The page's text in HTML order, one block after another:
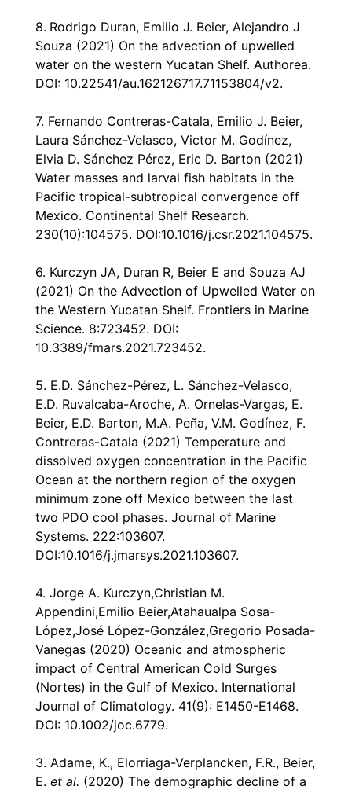
8. Rodrigo Duran, Emilio J. Beier, Alejandro J
Souza (2021) On the advection of upwelled
water on the western Yucatan Shelf. Authorea.
DOI: 10.22541/au.162126717.71153804/v2.
7. Fernando Contreras-Catala, Emilio J. Beier,
Laura Sánchez-Velasco, Victor M. Godínez,
Elvia D. Sánchez Pérez, Eric D. Barton (2021)
Water masses and larval fish habitats in the
Pacific tropical-subtropical convergence off
Mexico. Continental Shelf Research.
230(10):104575. DOI:10.1016/j.csr.2021.104575.
6. Kurczyn JA, Duran R, Beier E and Souza AJ
(2021) On the Advection of Upwelled Water on
the Western Yucatan Shelf. Frontiers in Marine
Science. 8:723452. DOI:
10.3389/fmars.2021.723452.
5. E.D. Sánchez-Pérez, L. Sánchez-Velasco,
E.D. Ruvalcaba-Aroche, A. Ornelas-Vargas, E.
Beier, E.D. Barton, M.A. Peña, V.M. Godínez, F.
Contreras-Catala (2021) Temperature and
dissolved oxygen concentration in the Pacific
Ocean at the northern region of the oxygen
minimum zone off Mexico between the last
two PDO cool phases. Journal of Marine
Systems. 222:103607.
DOI:10.1016/j.jmarsys.2021.103607.
4. Jorge A. Kurczyn,Christian M.
Appendini,Emilio Beier,Atahaualpa Sosa-
López,José López-González,Gregorio Posada-
Vanegas (2020) Oceanic and atmospheric
impact of Central American Cold Surges
(Nortes) in the Gulf of Mexico. International
Journal of Climatology. 41(9): E1450-E1468.
DOI: 10.1002/joc.6779.
3. Adame, K., Elorriaga-Verplancken, F.R., Beier,
E. et al. (2020) The demographic decline of a